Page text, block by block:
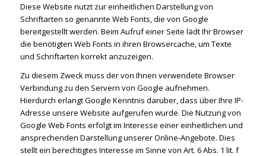
Diese Website nutzt zur einheitlichen Darstellung von
Schriftarten so genannte Web Fonts, die von Google
bereitgestellt werden. Beim Aufruf einer Seite lädt Ihr Browser
die benötigten Web Fonts in ihren Browsercache, um Texte
und Schriftarten korrekt anzuzeigen.
Zu diesem Zweck muss der von Ihnen verwendete Browser
Verbindung zu den Servern von Google aufnehmen.
Hierdurch erlangt Google Kenntnis darüber, dass über Ihre IP-
Adresse unsere Website aufgerufen wurde. Die Nutzung von
Google Web Fonts erfolgt im Interesse einer einheitlichen und
ansprechenden Darstellung unserer Online-Angebote. Dies
stellt ein berechtigtes Interesse im Sinne von Art. 6 Abs. 1 lit. f